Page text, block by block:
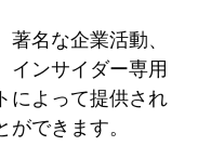
名な企業活動、
インサイダー専用
によって提供され
できます。